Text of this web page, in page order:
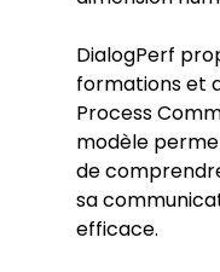
DialogPerf
formations et
Process
modèle
de
sa
efficace.